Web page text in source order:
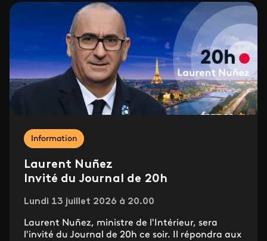
Information
Laurent Nuñez
Invité du Journal de 20h
Lundi 13 juillet 2026 à 20.00
Laurent Nuñez, ministre de l'Intérieur, sera
l'invité du Journal de 20h ce soir. Il répondra aux